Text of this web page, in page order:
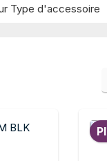
Type d'accessoire